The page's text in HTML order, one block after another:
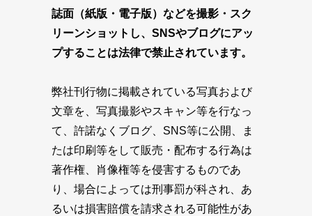
誌面（紙版・電子版）などを撮影・スク
リーンショットし、SNSやブログにアッ
プすることは法律で禁止されています。
弊社刊行物に掲載されている写真および
文章を、写真撮影やスキャン等を行なっ
て、許諾なくブログ、SNS等に公開、ま
たは印刷等をして販売・配布する行為は
著作権、肖像権等を侵害するものであ
り、場合によっては刑事罰が科され、あ
るいは損害賠償を請求される可能性があ